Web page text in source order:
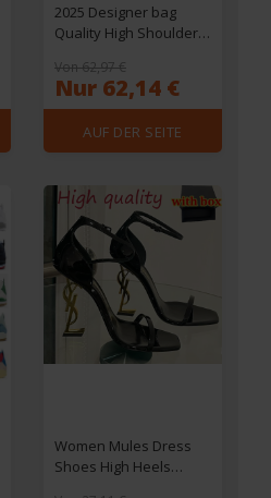
2025 Designer bag
Quality High Shoulder
Tote Designer Mini
Pillow Handbag
Womens Crossbody
Messenger Bag Classic
Design Floral Make
Von 62,97 €
Nur 62,14 €
AUF DER SEITE
Women Mules Dress
Shoes High Heels